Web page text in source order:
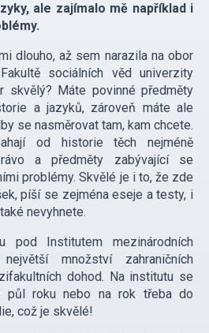
ale zajímalo mě například i
dlouho, až sem narazila na obor
sociálních věd univerzity
skvělý? Máte povinné předměty
a jazyků, zároveň máte ale
se nasměrovat tam, kam chcete.
od historie těch nejméně
a předměty zabývající se
problémy. Skvělé je i to, že zde
píší se zejména eseje a testy, i
nevyhnete.
pod Institutem mezinárodních
množství zahraničních
dohod. Na institutu se
půl roku nebo na rok třeba do
což je skvělé!